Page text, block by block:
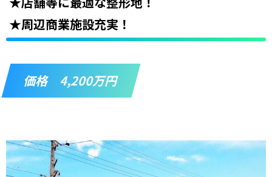
★周辺商業施設充実！
価格 4,200万円